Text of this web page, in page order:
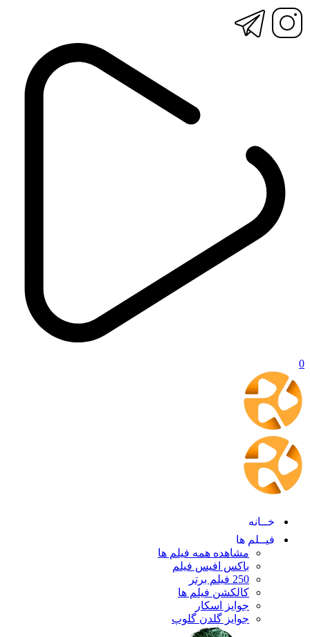
0
خــانه
فیــلم ها
مشاهده همه فیلم ها
باکس افیس فیلم
250 فیلم برتر
کالکشن فیلم ها
جوایز اسکار
جوایز گلدن گلوپ